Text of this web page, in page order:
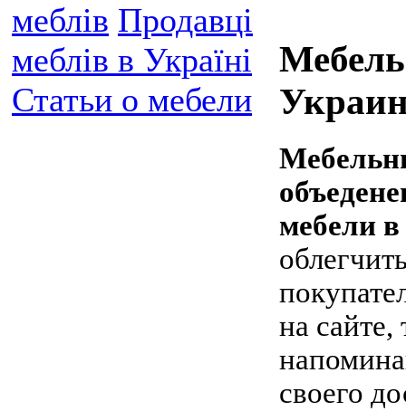
меблів Продавці
меблів в Україні
Статьи о мебели
мебели
на
своего